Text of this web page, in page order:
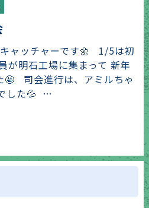
ャッチャーです🌼 1/5は初
が明石工場に集まって 新年
🤩 司会進行は、アミルちゃ
した💦 …